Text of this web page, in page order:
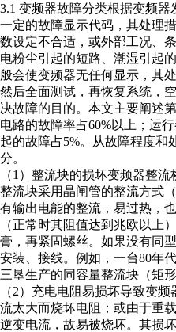
3.1 变频器故障分类根据变频
一定的故障显示代码，其处理
数设定不合适，或外部工况、
电粉尘引起的短路、潮湿引起
般会使变频器无任何显示，其
然后全面测试，再恢复系统，
决故障的目的。本文主要阐述
电路的故障率占60%以上；运
起的故障占5%。从故障程度
分。
（1）整流块的损坏变频器整
整流块采用晶闸管的整流方式
有输出电能的整流，易过热，
（正常时其阻值达到兆欧以上
膏，再紧固螺丝。如果没有同
安装、接线。例如，一台80年
三垦生产的同容量整流块（矩
（2）充电电阻易损坏导致变
流太大而烧坏电阻；或由于重
逆变电流，故易被烧坏。其损